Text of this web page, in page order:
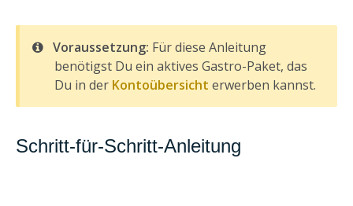
Voraussetzung: Für diese Anleitung
benötigst Du ein aktives Gastro-Paket, das
Du in der Kontoübersicht erwerben kannst.
Schritt-für-Schritt-Anleitung